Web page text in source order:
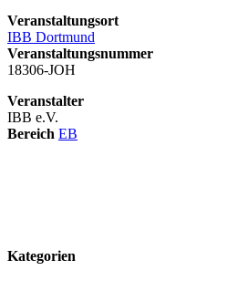
Veranstaltungsort
IBB Dortmund
Veranstaltungsnummer
18306-JOH
Veranstalter
IBB e.V.
Bereich EB
Kategorien